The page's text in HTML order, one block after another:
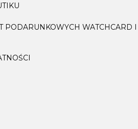
PODARUNKOWYCH WATCHCARD I